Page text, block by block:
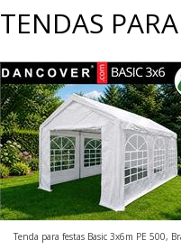
TENDAS
Tenda para festas Basic 3x6m PE 500,